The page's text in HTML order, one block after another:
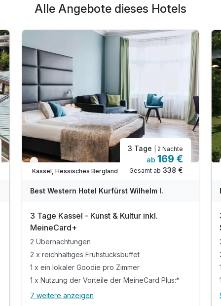
Alle Angebote dieses Hotels
Verfügbar bis Dezember
Kassel, Hessisches Bergland
3 Tage | 2 Nächte
ab 169 €
Gesamt ab 338 €
Best Western Hotel Kurfürst Wilhelm I.
3 Tage Kassel - Kunst & Kultur inkl.
MeineCard+
2 Übernachtungen
2 x reichhaltiges Frühstücksbuffet
1 x ein lokaler Goodie pro Zimmer
1 x Nutzung der Vorteile der MeineCard Plus:*
Alle Inklusivleistungen
7 weitere anzeigen